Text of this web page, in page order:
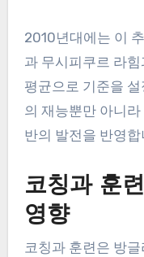
2010년대에는 이
과 무시피쿠르 라
평균으로 기준을
의 재능뿐만 아니
반의 발전을 반영합
코칭과 훈
영향
코칭과 훈련은 방